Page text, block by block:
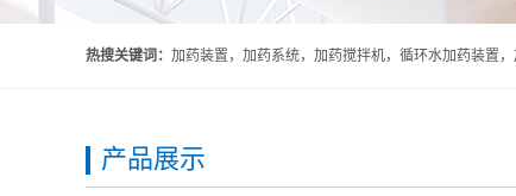
热搜关键词： 加药装置，加药系统，加药搅拌机，循环水加药装置
产品展示